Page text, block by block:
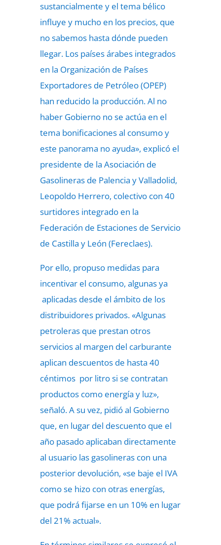
sustancialmente y el tema bélico
influye y mucho en los precios, que
no sabemos hasta dónde pueden
llegar. Los países árabes integrados
en la Organización de Países
Exportadores de Petróleo (OPEP)
han reducido la producción. Al no
haber Gobierno no se actúa en el
tema bonificaciones al consumo y
este panorama no ayuda», explicó el
presidente de la Asociación de
Gasolineras de Palencia y Valladolid,
Leopoldo Herrero, colectivo con 40
surtidores integrado en la
Federación de Estaciones de Servicio
de Castilla y León (Fereclaes).
Por ello, propuso medidas para
incentivar el consumo, algunas ya
aplicadas desde el ámbito de los
distribuidores privados. «Algunas
petroleras que prestan otros
servicios al margen del carburante
aplican descuentos de hasta 40
céntimos por litro si se contratan
productos como energía y luz»,
señaló. A su vez, pidió al Gobierno
que, en lugar del descuento que el
año pasado aplicaban directamente
al usuario las gasolineras con una
posterior devolución, «se baje el IVA
como se hizo con otras energías,
que podrá fijarse en un 10% en lugar
del 21% actual».